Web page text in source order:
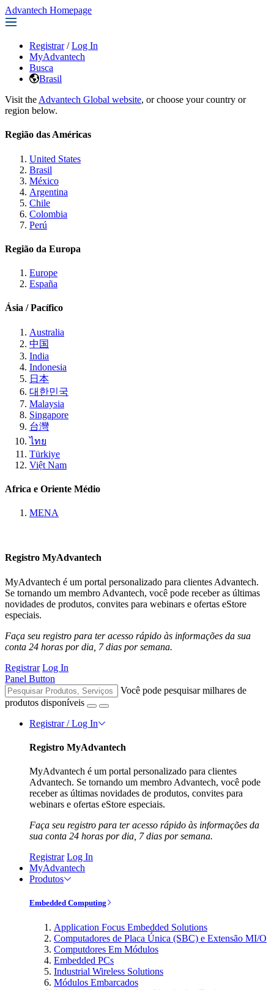
Advantech Homepage
Registrar / Log In
MyAdvantech
Busca
Brasil
Visit the Advantech Global website, or choose your country or
region below.
Região das Américas
United States
Brasil
México
Argentina
Chile
Colombia
Perú
Região da Europa
Europe
España
Ásia / Pacífico
Australia
中国
India
Indonesia
日本
대한민국
Malaysia
Singapore
台灣
ไทย
Türkiye
Việt Nam
Africa e Oriente Médio
MENA
Registro MyAdvantech
MyAdvantech é um portal personalizado para clientes Advantech.
Se tornando um membro Advantech, você pode receber as últimas
novidades de produtos, convites para webinars e ofertas eStore
especiais.
Faça seu registro para ter acesso rápido às informações da sua
conta 24 horas por dia, 7 dias por semana.
Registrar Log In
Panel Button
Você pode pesquisar milhares de
produtos disponíveis
Registrar / Log In
Registro MyAdvantech
MyAdvantech é um portal personalizado para clientes
Advantech. Se tornando um membro Advantech, você pode
receber as últimas novidades de produtos, convites para
webinars e ofertas eStore especiais.
Faça seu registro para ter acesso rápido às informações da
sua conta 24 horas por dia, 7 dias por semana.
Registrar Log In
MyAdvantech
Produtos
Embedded Computing
Application Focus Embedded Solutions
Computadores de Placa Única (SBC) e Extensão MI/O
Computdores Em Módulos
Embedded PCs
Industrial Wireless Solutions
Módulos Embarcados